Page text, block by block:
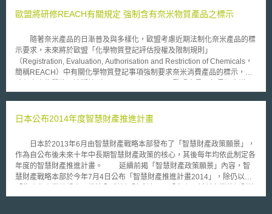
將用於賠償醫院、保險公司、為員工支付醫療費用的公司，及田納西州其它
網站（https://www.tips.org.tw）」
歐盟將研修REACH有關規定 強制含有奈米物質產品之標示
隨著奈米產品的日漸普及與多樣化，歐盟考慮近期法制化奈米產品的標
示要求，未來將於歐盟「化學物質登記評估授權及限制規則」
（Registration, Evaluation, Authorisation and Restriction of Chemicals，
簡稱REACH）中有關化學物質登記事項強制要求奈米消費產品的標示，以
歐盟理事會（The Council of the European Union，亦以拉丁文簡稱
穩定性自2007年起採三國為一組的方式輪值擔任主席國（trio
定的推手角色並負責歐盟會員國共識的達成，2010年7至12月由比利時擔任
歐盟理事會的主席。有關奈米物質產品管理政策，可由日前比利時氣候與能
源部長並負責消費者與環境保護的Paul Magnette公開表示的談話中窺見未
來歐盟法規調整的大方向：「奈米物質逐漸普及於消費產品與各種日常用
品，但是我們對奈米物質的了解卻很匱乏。雖然對於在歐盟日益增加的奈米
日本公布2014年度智慧財產推進計畫
日本於2013年6月由智慧財產戰略本部發布了「智慧財產政策願景」，
作為自公布後未來十年中長期智慧財產政策的核心，其後每年均依此制定各
年度的智慧財產推進計畫。 延續前揭「智慧財產政策願景」內容，智
慧財產戰略本部於今年7月4日公布「智慧財產推進計畫2014」，除仍以
理強化支援」、「對應數位網路社會的環境建構」、「強化以內容為中心的